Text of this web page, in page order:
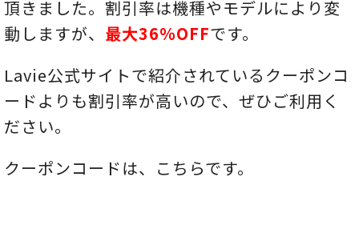
頂きました。割引率は機種やモデルにより変
動しますが、 最大36％OFFです。
Lavie公式サイトで紹介されているクーポンコ
ードよりも割引率が高いので、ぜひご利用く
ださい。
クーポンコードは、こちらです。